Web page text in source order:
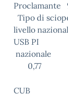
Proclamante
Tipo di
livello
0,77